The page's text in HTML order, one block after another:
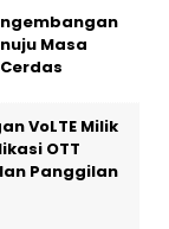
Masa
VoLTE Milik
OTT
Panggilan